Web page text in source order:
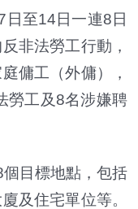
至14日一連8日
非法勞工行動，
傭工（外傭），
勞工及8名涉嫌聘
目標地點，包括
及住宅單位等。